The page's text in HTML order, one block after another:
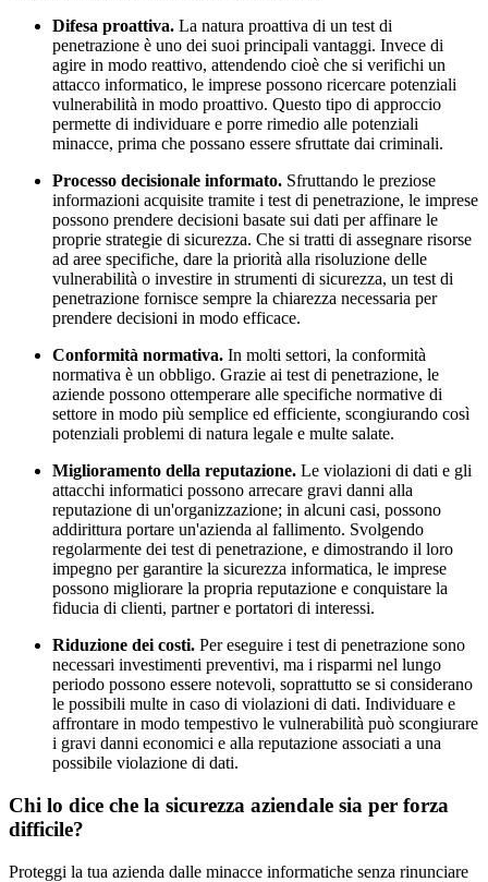
Difesa proattiva. La natura proattiva di un test di
penetrazione è uno dei suoi principali vantaggi. Invece di
agire in modo reattivo, attendendo cioè che si verifichi un
attacco informatico, le imprese possono ricercare potenziali
vulnerabilità in modo proattivo. Questo tipo di approccio
permette di individuare e porre rimedio alle potenziali
minacce, prima che possano essere sfruttate dai criminali.
Processo decisionale informato. Sfruttando le preziose
informazioni acquisite tramite i test di penetrazione, le imprese
possono prendere decisioni basate sui dati per affinare le
proprie strategie di sicurezza. Che si tratti di assegnare risorse
ad aree specifiche, dare la priorità alla risoluzione delle
vulnerabilità o investire in strumenti di sicurezza, un test di
penetrazione fornisce sempre la chiarezza necessaria per
prendere decisioni in modo efficace.
Conformità normativa. In molti settori, la conformità
normativa è un obbligo. Grazie ai test di penetrazione, le
aziende possono ottemperare alle specifiche normative di
settore in modo più semplice ed efficiente, scongiurando così
potenziali problemi di natura legale e multe salate.
Miglioramento della reputazione. Le violazioni di dati e gli
attacchi informatici possono arrecare gravi danni alla
reputazione di un'organizzazione; in alcuni casi, possono
addirittura portare un'azienda al fallimento. Svolgendo
regolarmente dei test di penetrazione, e dimostrando il loro
impegno per garantire la sicurezza informatica, le imprese
possono migliorare la propria reputazione e conquistare la
fiducia di clienti, partner e portatori di interessi.
Riduzione dei costi. Per eseguire i test di penetrazione sono
necessari investimenti preventivi, ma i risparmi nel lungo
periodo possono essere notevoli, soprattutto se si considerano
le possibili multe in caso di violazioni di dati. Individuare e
affrontare in modo tempestivo le vulnerabilità può scongiurare
i gravi danni economici e alla reputazione associati a una
possibile violazione di dati.
Chi lo dice che la sicurezza aziendale sia per forza
difficile?
Proteggi la tua azienda dalle minacce informatiche senza rinunciare